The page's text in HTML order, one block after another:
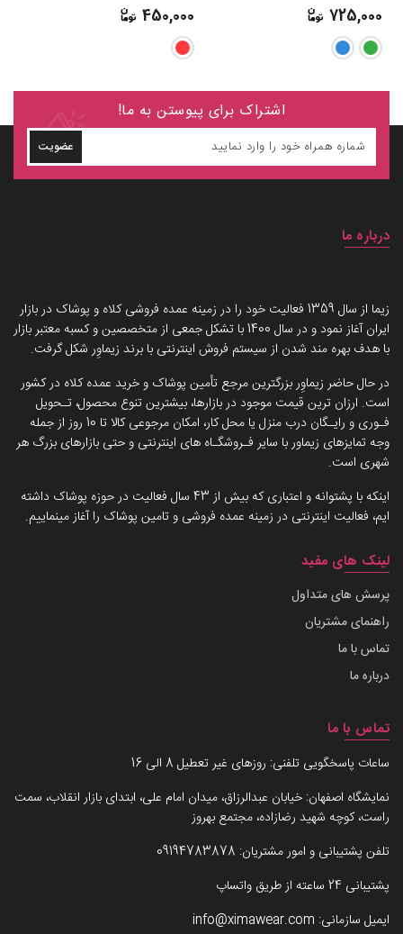
725,000
450,000
اشتراک برای پیوستن به ما!
عضویت
درباره ما
زیما از سال 1359 فعالیت خود را در زمینه عمده فروشی کلاه و پوشاک در بازار
ایران آغاز نمود و در سال 1400 با تشکل جمعی از متخصصین و کسبه معتبر بازار
با هدف بهره مند شدن از سیستم فروش اینترنتی با برند زیماوِر شکل گرفت.
در حال حاضر زیماوِر بزرگترین مرجع تأمین پوشاک و خرید عمده کلاه در کشور
است. ارزان ترین قیمت موجود در بازارها، بیشترین تنوع محصول، تـحویل
فـوری و رایـگان درب منزل یا محل کار، امکان مرجوعی کالا تا 10 روز از جمله
وجه تمایزهای زیماور با سایر فـروشگـاه های اینترنتی و حتی بازارهای بزرگ هر
شهری است.
اینکه با پشتوانه و اعتباری که بیش از 43 سال فعالیت در حوزه پوشاک داشته
ایم، فعالیت اینترنتی در زمینه عمده فروشی و تامین پوشاک را آغاز مینماییم.
لینک های مفید
پرسش های متداول
راهنمای مشتریان
تماس با ما
درباره ما
تماس با ما
ساعات پاسخگویی تلفنی: روزهای غیر تعطیل 8 الی 16
نمایشگاه اصفهان: خیابان عبدالرزاق، میدان امام علی، ابتدای بازار انقلاب، سمت
راست، کوچه شهید رضازاده، مجتمع بهروز
تلفن پشتیبانی و امور مشتریان: 09194783878
پشتیبانی 24 ساعته از طریق واتساپ
ایمیل سازمانی: info@ximawear.com